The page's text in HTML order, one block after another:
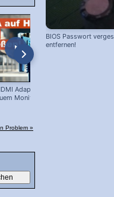
Adapter: Alte
Monitor!
Problem »
BIOS Passwort
entfernen!